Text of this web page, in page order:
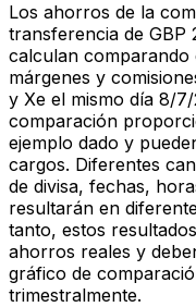
Los ahorros de la
transferencia de GBP
calculan comparando
márgenes y
y Xe el mismo día 8/
comparación
ejemplo dado y
cargos. Diferentes
de divisa, fechas,
resultarán en
tanto, estos
ahorros reales y
gráfico de
trimestralmente.